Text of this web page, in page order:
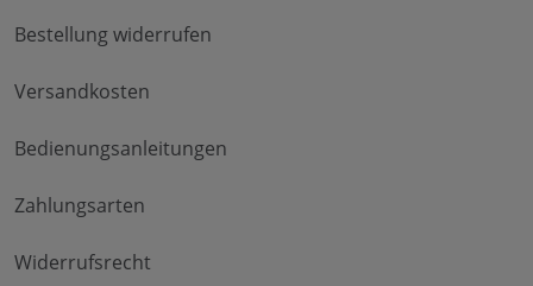
Bestellung widerrufen
Versandkosten
Bedienungsanleitungen
Zahlungsarten
Widerrufsrecht